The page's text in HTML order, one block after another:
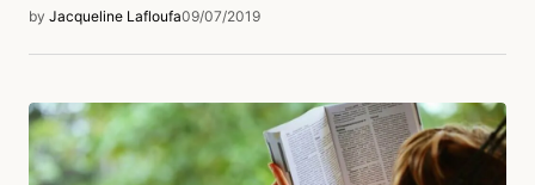
by Jacqueline Lafloufa09/07/2019